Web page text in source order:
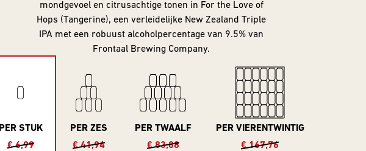
mondgevoel en citrusachtige tonen in For the Love of
Hops (Tangerine), een verleidelijke New Zealand Triple
IPA met een robuust alcoholpercentage van 9.5% van
Frontaal Brewing Company.
PER STUK
€ 6,99
PER ZES
€ 41,94
PER TWAALF
€ 83,88
PER VIERENTWINTIG
€ 167,76